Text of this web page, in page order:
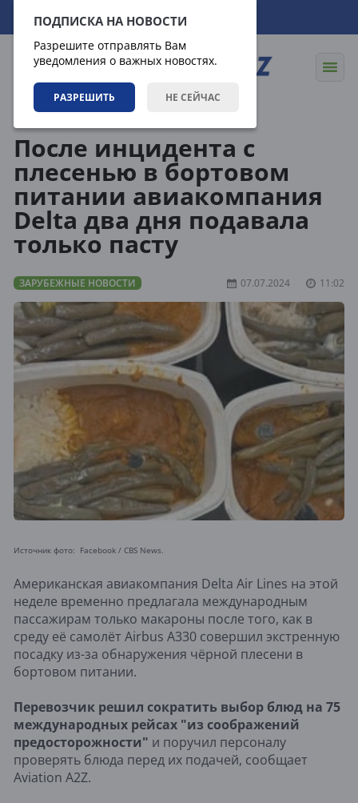
ПОДПИСКА НА НОВОСТИ
Разрешите отправлять Вам
уведомления о важных новостях.
РАЗРЕШИТЬ НЕ СЕЙЧАС
09.08.2026 14:08:05
После инцидента с
плесенью в бортовом
питании авиакомпания
Delta два дня подавала
только пасту
ЗАРУБЕЖНЫЕ НОВОСТИ 07.07.2024 11:02
Источник фото: Facebook / CBS News.
Американская авиакомпания Delta Air Lines на этой
неделе временно предлагала международным
пассажирам только макароны после того, как в
среду её самолёт Airbus A330 совершил экстренную
посадку из-за обнаружения чёрной плесени в
бортовом питании.
Перевозчик решил сократить выбор блюд на 75
международных рейсах "из соображений
предосторожности" и поручил персоналу
проверять блюда перед их подачей, сообщает
Aviation A2Z.